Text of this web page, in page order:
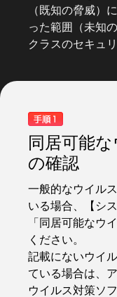
（既知の脅威）
った範囲（未知
クラスのセキュ
同居可能
の確認
一般的なウイル
いる場合、【シ
「同居可能なウ
ください。
記載にないウイ
ている場合は、
ウイルス対策ソ